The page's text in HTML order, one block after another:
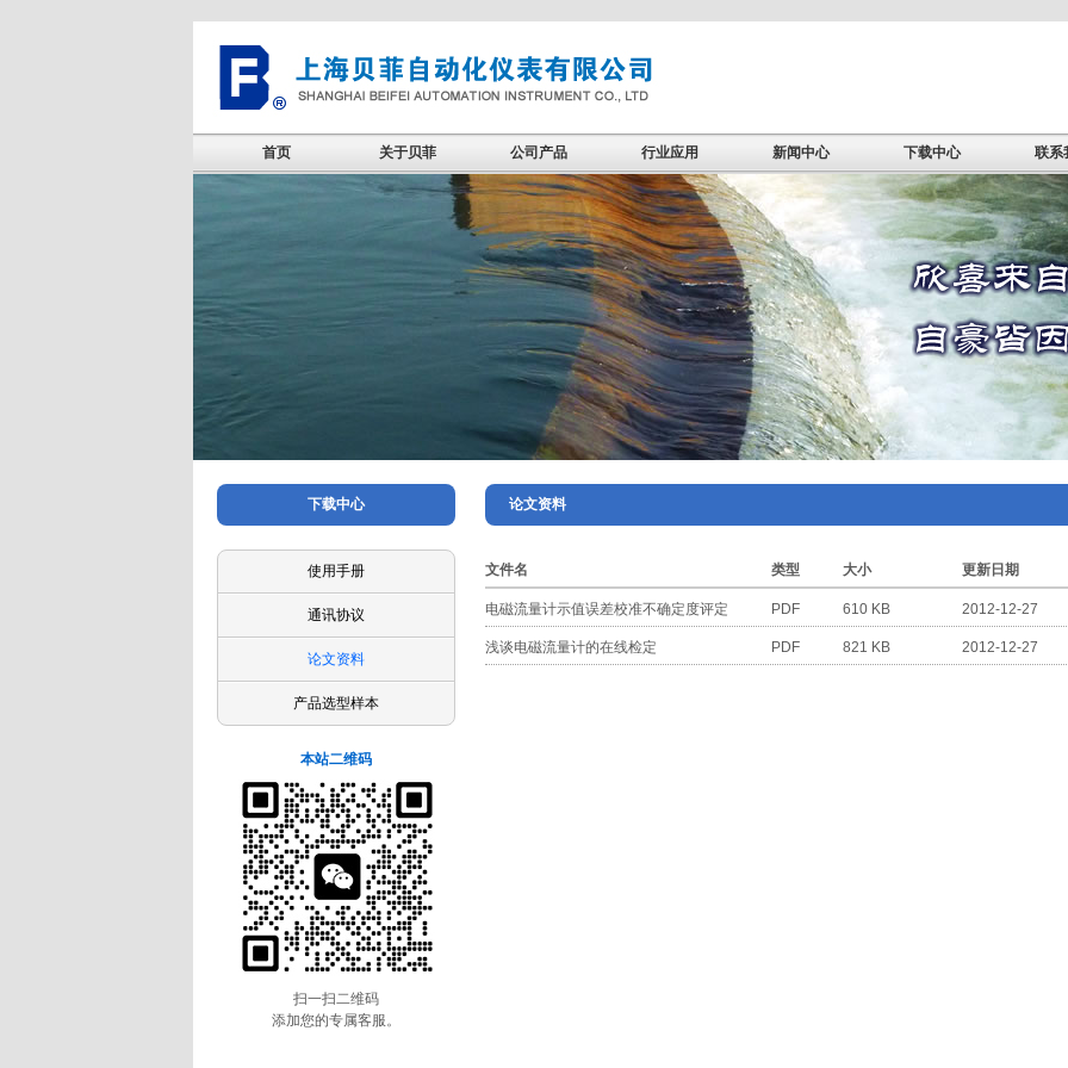
首页 关于贝菲 公司产品 行业应用 新闻中心 下载中心 联系
下载中心
使用手册
通讯协议
论文资料
产品选型样本
本站二维码
扫一扫二维码
添加您的专属客服。
论文资料
文件名 类型 大小 更新日期
电磁流量计示值误差校准不确定度评定 PDF 610 KB 2012-12-27
浅谈电磁流量计的在线检定 PDF 821 KB 2012-12-27